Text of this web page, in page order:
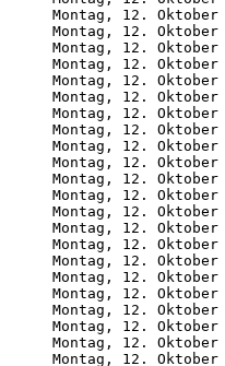
Montag, 12.
Montag, 12.
Montag, 12.
Montag, 12.
Montag, 12.
Montag, 12.
Montag, 12.
Montag, 12.
Montag, 12.
Montag, 12.
Montag, 12.
Montag, 12.
Montag, 12.
Montag, 12.
Montag, 12.
Montag, 12.
Montag, 12.
Montag, 12.
Montag, 12.
Montag, 12.
Montag, 12.
Montag, 12.